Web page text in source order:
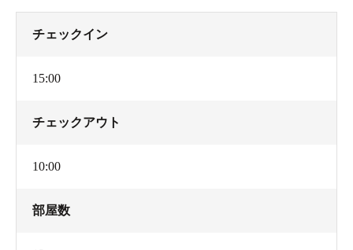
チェックイン
15:00
チェックアウト
10:00
部屋数